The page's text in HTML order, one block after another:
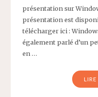
présentation sur
présentation est
télécharger ici :
également parlé d’un
en …